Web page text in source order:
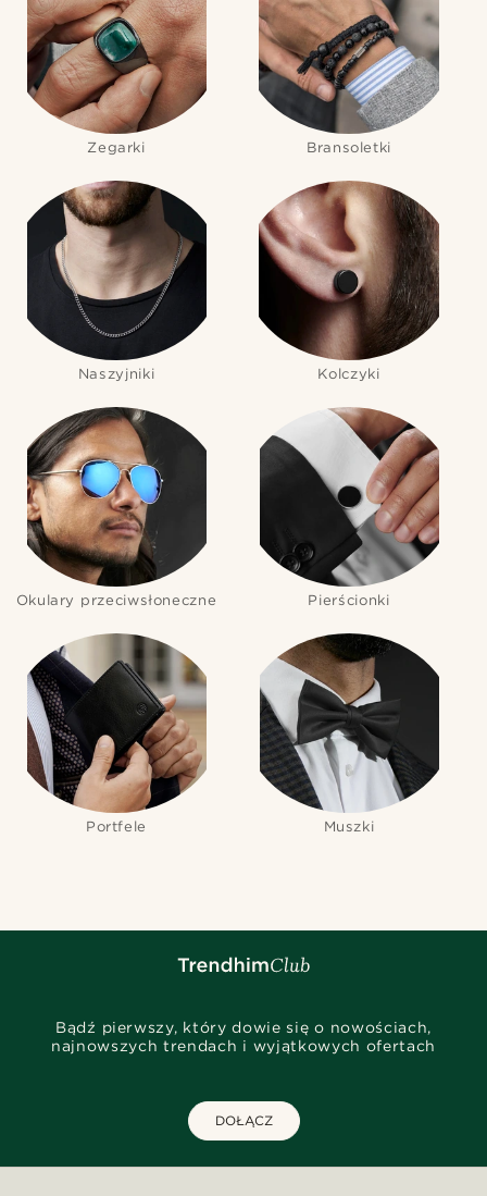
Zegarki Bransoletki
Naszyjniki Kolczyki
Okulary przeciwsłoneczne Pierścionki
Portfele Muszki
Bądź pierwszy, który dowie się o nowościach,
najnowszych trendach i wyjątkowych ofertach
DOŁĄCZ